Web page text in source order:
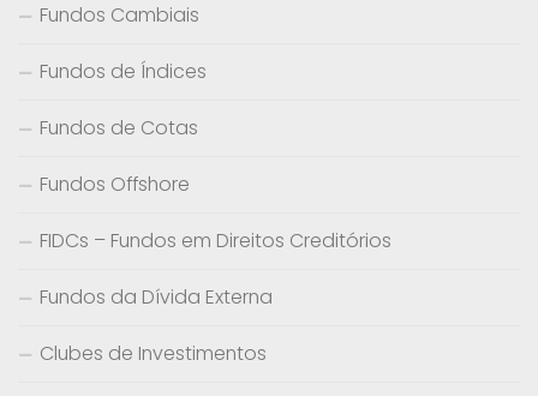
Fundos Cambiais
Fundos de Índices
Fundos de Cotas
Fundos Offshore
FIDCs – Fundos em Direitos Creditórios
Fundos da Dívida Externa
Clubes de Investimentos